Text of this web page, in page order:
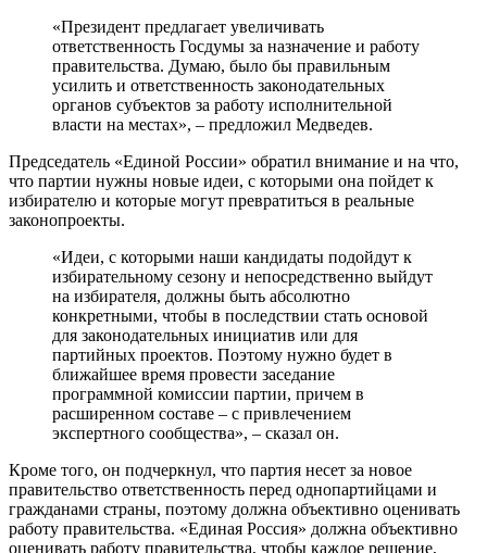
«Президент предлагает увеличивать
ответственность Госдумы за назначение и работу
правительства. Думаю, было бы правильным
усилить и ответственность законодательных
органов субъектов за работу исполнительной
власти на местах», – предложил Медведев.
Председатель «Единой России» обратил внимание и на что,
что партии нужны новые идеи, с которыми она пойдет к
избирателю и которые могут превратиться в реальные
законопроекты.
«Идеи, с которыми наши кандидаты подойдут к
избирательному сезону и непосредственно выйдут
на избирателя, должны быть абсолютно
конкретными, чтобы в последствии стать основой
для законодательных инициатив или для
партийных проектов. Поэтому нужно будет в
ближайшее время провести заседание
программной комиссии партии, причем в
расширенном составе – с привлечением
экспертного сообщества», – сказал он.
Кроме того, он подчеркнул, что партия несет за новое
правительство ответственность перед однопартийцами и
гражданами страны, поэтому должна объективно оценивать
работу правительства. «Единая Россия» должна объективно
оценивать работу правительства, чтобы каждое решение,